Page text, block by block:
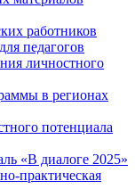
работников
педагогов
личностного
в регионах
потенциала
«В диалоге 2025»
практическая